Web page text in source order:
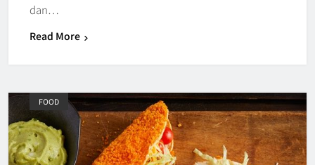
dan…
Read More
FOOD